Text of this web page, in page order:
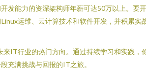
发能力的资深架构师年薪可达50万以上。要
运维、云计算技术和软件开发，并积累实
来IT行业的热门方向。通过持续学习和实践，
充满挑战与回报的IT之旅。